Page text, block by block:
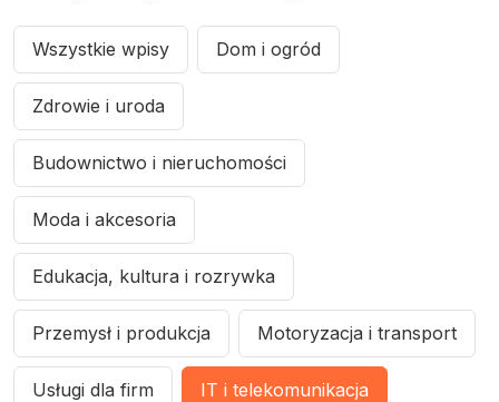
Wszystkie wpisy Dom i ogród
Zdrowie i uroda
Budownictwo i nieruchomości
Moda i akcesoria
Edukacja, kultura i rozrywka
Przemysł i produkcja Motoryzacja i transport
Usługi dla firm IT i telekomunikacja